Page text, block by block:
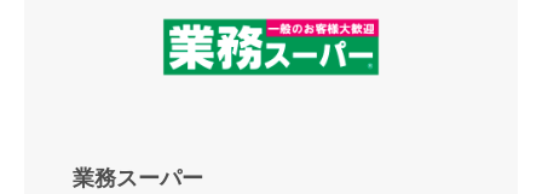
業務スーパー